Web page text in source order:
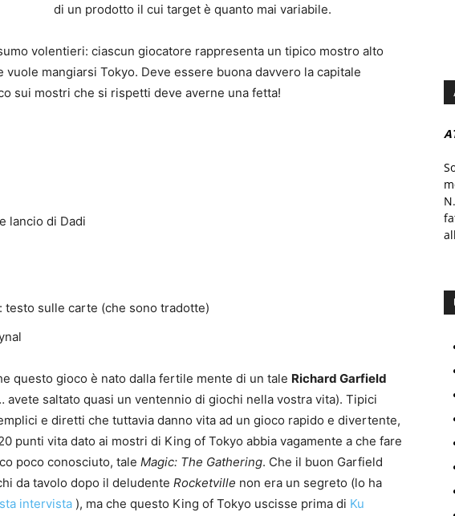
di un prodotto il cui target è quanto mai variabile.
volentieri: ciascun giocatore rappresenta un tipico mostro alto
mangiarsi Tokyo. Deve essere buona davvero la capitale
sui mostri che si rispetti deve averne una fetta!
lancio di Dadi
testo sulle carte (che sono tradotte)
questo gioco è nato dalla fertile mente di un tale Richard Garfield
avete saltato quasi un ventennio di giochi nella vostra vita). Tipici
e diretti che tuttavia danno vita ad un gioco rapido e divertente,
punti vita dato ai mostri di King of Tokyo abbia vagamente a che fare
poco conosciuto, tale Magic: The Gathering. Che il buon Garfield
da tavolo dopo il deludente Rocketville non era un segreto (lo ha
intervista ), ma che questo King of Tokyo uscisse prima di Ku